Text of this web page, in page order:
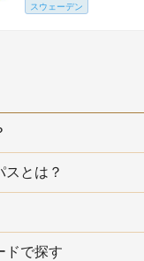
スウェーデン
スとは？
ドで探す